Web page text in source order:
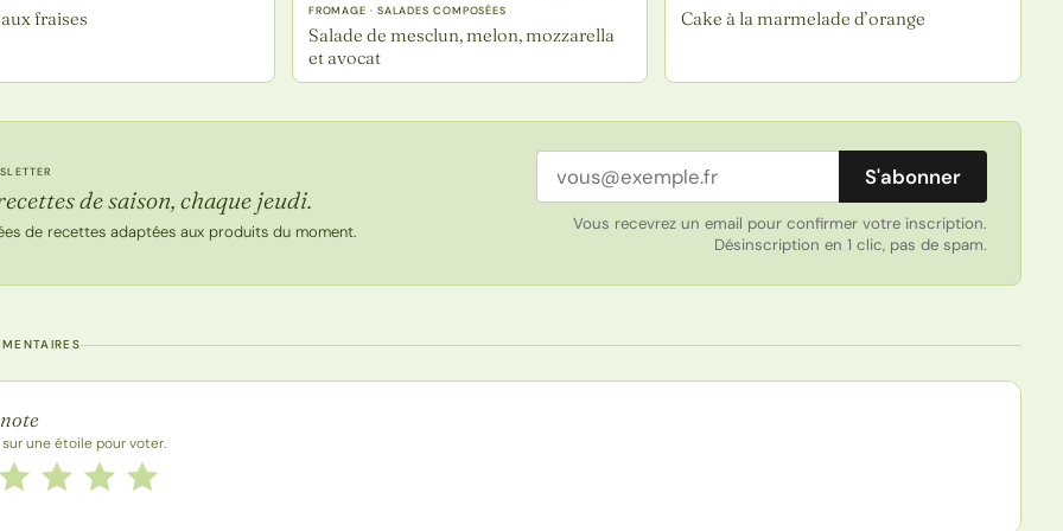
fraises
FROMAGE · SALADES COMPOSÉES
Salade de mesclun, melon, mozzarella
et avocat
Cake à la marmelade d’orange
de saison, chaque jeudi.
de recettes adaptées aux produits du moment.
Adresse email S'abonner
Vous recevrez un email pour confirmer votre inscription.
Désinscription en 1 clic, pas de spam.
recette
une étoile pour voter.
cette recette de 1 à 5 étoiles
5 étoiles
4 étoiles
3 étoiles
2 étoiles